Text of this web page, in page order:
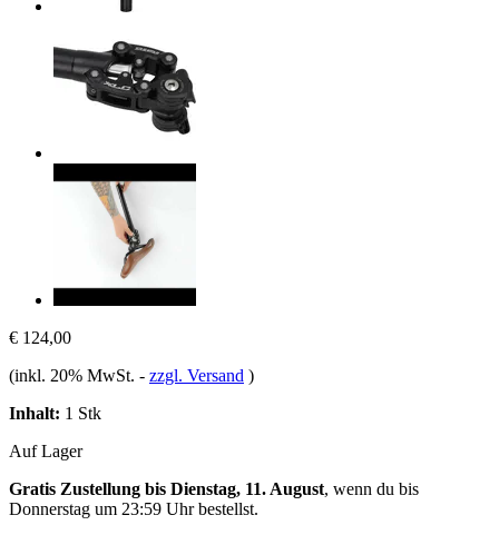
€ 124,00
(inkl. 20% MwSt. - zzgl. Versand )
Inhalt: 1 Stk
Auf Lager
Gratis Zustellung bis Dienstag, 11. August, wenn du bis
Donnerstag um 23:59 Uhrbestellst.